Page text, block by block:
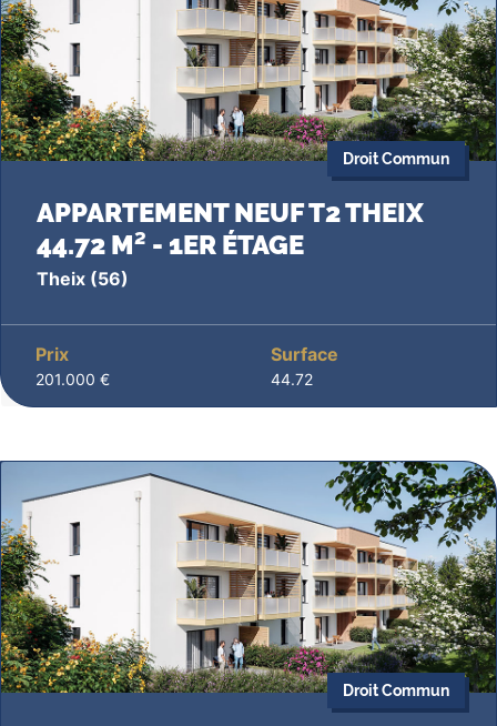
Droit Commun
APPARTEMENT NEUF T2 THEIX
44.72 M² - 1ER ÉTAGE
Theix (56)
Prix
201.000 €
Surface
44.72
Droit Commun